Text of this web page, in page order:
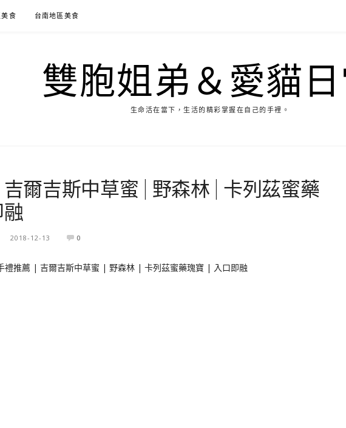
食 台南地區美食
雙胞姐弟＆愛貓
生命活在當下，生活的精彩掌握在自己的手裡。
爾吉斯中草蜜 | 野森林 | 卡列茲蜜藥
2018-12-13 0